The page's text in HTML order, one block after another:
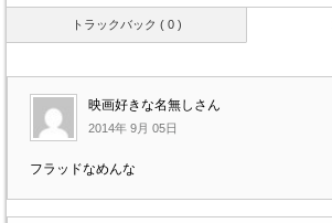
トラックバック ( 0 )
映画好きな名無しさん
2014年 9月 05日
フラッドなめんな